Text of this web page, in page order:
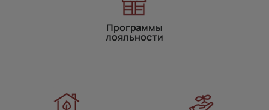
Программы
лояльности